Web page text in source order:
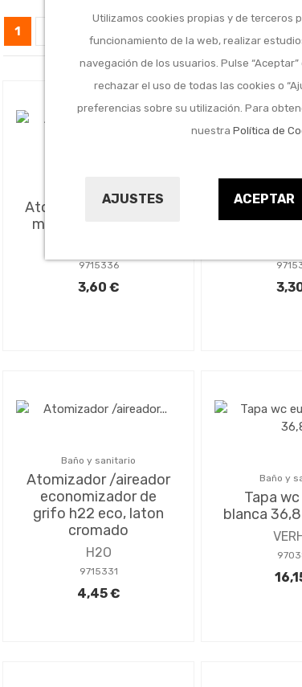
Utilizamos cookies propias y de terceros
funcionamiento de la web, realizar
navegación de los usuarios. Pulse
rechazar el uso de todas las cookies o
preferencias sobre su utilización. Para
nuestraPolítica de
AJUSTES ACEPTAR
1
Atomizador / aireador
m28 laton cromado
9715336
3,60 €
m24
Baño y sanitario
Atomizador /aireador
economizador de
grifo h22 eco, laton
cromado
H2O
9715331
4,45 €
Baño y
Tapa
blanca